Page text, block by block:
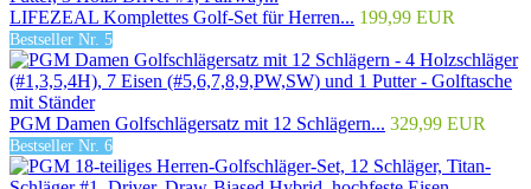
LIFEZEAL Komplettes Golf-Set für Herren... 199,99 EUR
Bestseller Nr. 5
PGM Damen Golfschlägersatz mit 12 Schlägern... 329,99 EUR
Bestseller Nr. 6